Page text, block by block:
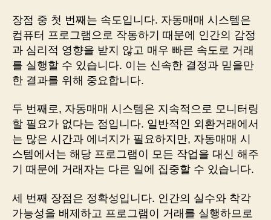
장점 중 첫 번째는 속도입니다. 자동매매 시스템은
컴퓨터 프로그램으로 작동하기 때문에 인간의 감정
과 심리적 영향을 받지 않고 매우 빠른 속도로 거래
를 실행할 수 있습니다. 이는 신속한 결정과 믿을만
한 결과를 위해 중요합니다.
두 번째로, 자동매매 시스템은 지속적으로 모니터링
할 필요가 없다는 점입니다. 일반적인 외환거래에서
는 많은 시간과 에너지가 필요하지만, 자동매매 시
스템에서는 해당 프로그램이 모든 작업을 대신 해주
기 때문에 거래자는 다른 일에 집중할 수 있습니다.
세 번째 장점은 정확성입니다. 인간의 실수와 착각
가능성을 배제하고 프로그램이 거래를 실행하므로